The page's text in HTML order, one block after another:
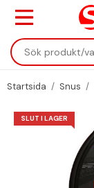
Startsida / Snus /
SLUT I LAGER